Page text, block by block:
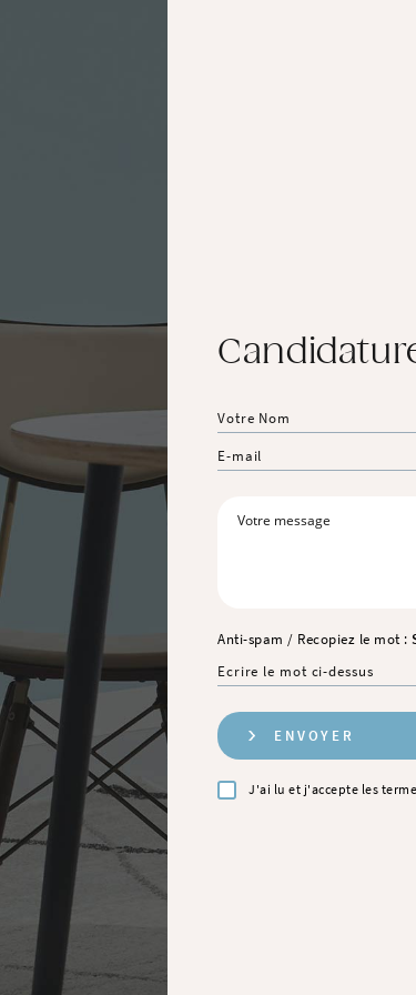
Anti-spam / Recopiez le mot :
J'ai lu et j'accepte les